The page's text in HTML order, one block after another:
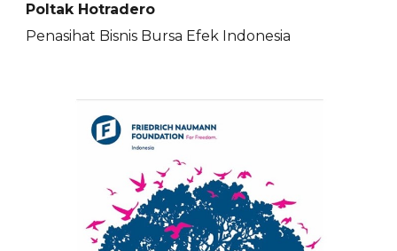
Poltak Hotradero
Penasihat Bisnis Bursa Efek Indonesia